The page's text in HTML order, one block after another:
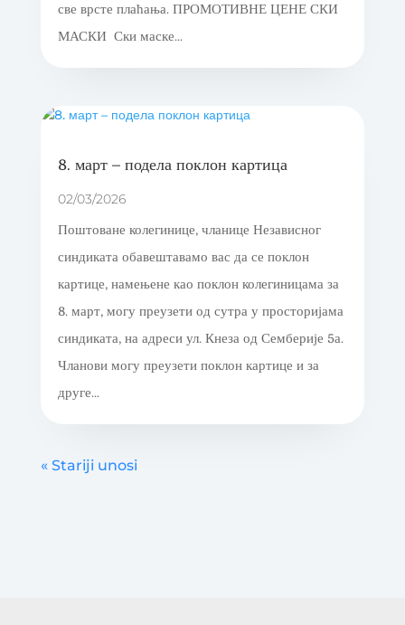
све врсте плаћања. ПРОМОТИВНЕ ЦЕНЕ СКИ
МАСКИ Ски маске...
8. март – подела поклон картица
02/03/2026
Поштоване колегинице, чланице Независног
синдиката обавештавамо вас да се поклон
картице, намењене као поклон колегиницама за
8. март, могу преузети од сутра у просторијама
синдиката, на адреси ул. Кнеза од Семберије 5а.
Чланови могу преузети поклон картице и за
друге...
« Stariji unosi